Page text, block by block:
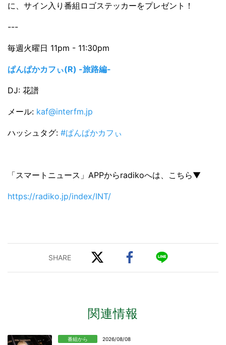
に、サイン入り番組ロゴステッカーをプレゼント！
---
毎週火曜日 11pm - 11:30pm
ぱんぱかカフぃ(R) -旅路編-
DJ: 花譜
メール: kaf@interfm.jp
ハッシュタグ: #ぱんぱかカフぃ
「スマートニュース」APPからradikoへは、こちら▼
https://radiko.jp/index/INT/
関連情報
番組から 2026/08/08